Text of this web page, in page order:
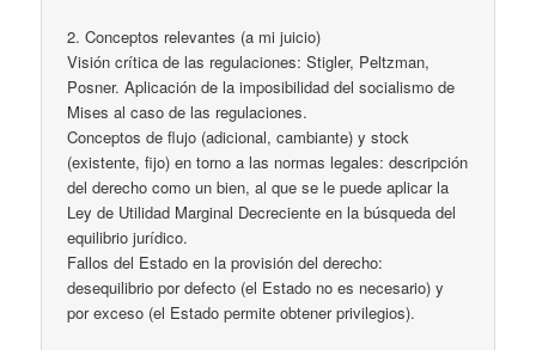
2. Conceptos relevantes (a mi juicio)
Visión crítica de las regulaciones: Stigler, Peltzman,
Posner. Aplicación de la imposibilidad del socialismo de
Mises al caso de las regulaciones.
Conceptos de flujo (adicional, cambiante) y stock
(existente, fijo) en torno a las normas legales: descripción
del derecho como un bien, al que se le puede aplicar la
Ley de Utilidad Marginal Decreciente en la búsqueda del
equilibrio jurídico.
Fallos del Estado en la provisión del derecho:
desequilibrio por defecto (el Estado no es necesario) y
por exceso (el Estado permite obtener privilegios).